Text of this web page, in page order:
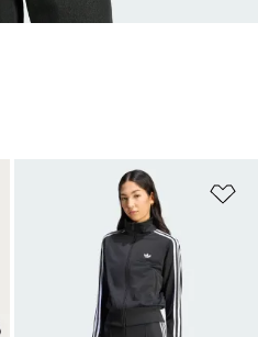
위시리스트 담기